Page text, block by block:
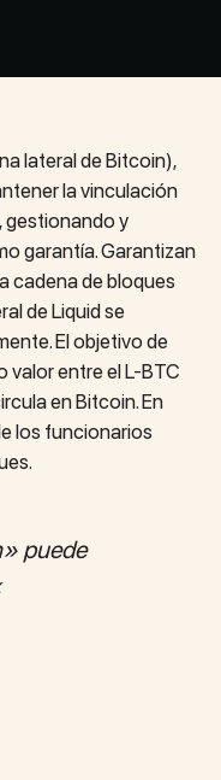
lateral de Bitcoin),
la vinculación
gestionando y
garantía. Garantizan
cadena de bloques
de Liquid se
El objetivo de
valor entre el L-BTC
en Bitcoin. En
los funcionarios
puede